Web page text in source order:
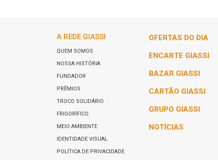
A REDE GIASSI
QUEM SOMOS
NOSSA HISTÓRIA
FUNDADOR
PRÊMIOS
TROCO SOLIDÁRIO
FRIGORÍFICO
MEIO AMBIENTE
IDENTIDADE VISUAL
POLÍTICA DE PRIVACIDADE
OFERTAS DO DIA
ENCARTE GIASSI
BAZAR GIASSI
CARTÃO GIASSI
GRUPO GIASSI
NOTÍCIAS